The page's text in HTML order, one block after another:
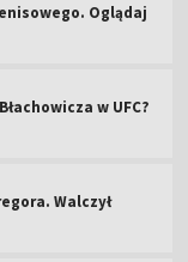
Oglądaj
w UFC?
Walczył